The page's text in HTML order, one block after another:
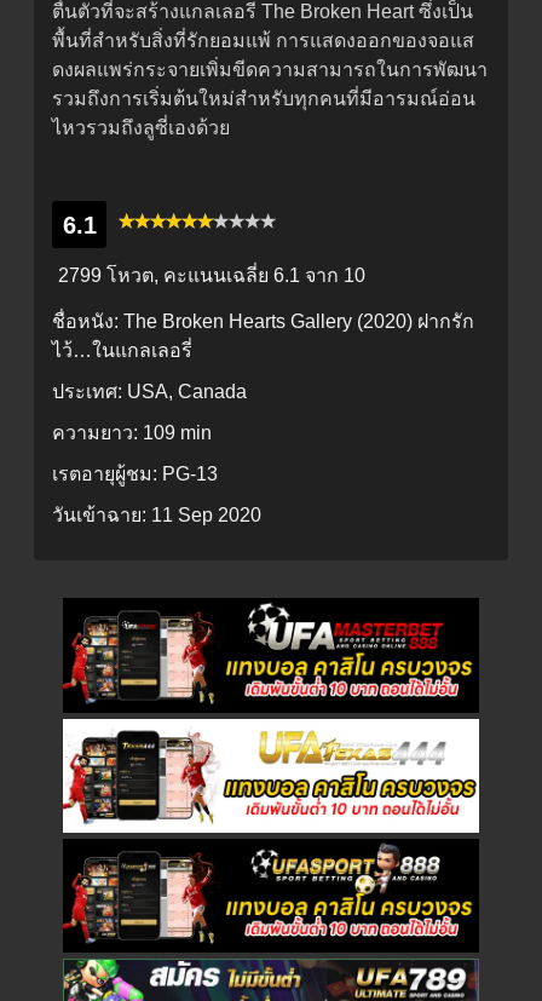
ตื่นตัวที่จะสร้างแกลเลอรี The Broken Heart ซึ่งเป็น
พื้นที่สำหรับสิ่งที่รักยอมแพ้ การแสดงออกของจอแส
ดงผลแพร่กระจายเพิ่มขีดความสามารถในการพัฒนา
รวมถึงการเริ่มต้นใหม่สำหรับทุกคนที่มีอารมณ์อ่อน
ไหวรวมถึงลูซี่เองด้วย
6.1
2799 โหวต, คะแนนเฉลี่ย 6.1 จาก 10
ชื่อหนัง: The Broken Hearts Gallery (2020) ฝากรัก
ไว้…ในแกลเลอรี่
ประเทศ: USA, Canada
ความยาว: 109 min
เรตอายุผู้ชม: PG-13
วันเข้าฉาย: 11 Sep 2020